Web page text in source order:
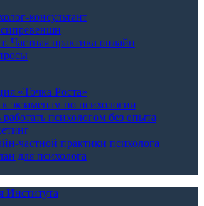
консультант
Частная практика онлайн
«Точка Роста»
экзаменам по психологии
работать психологом без опыта
частной практики психолога
для психолога
Института